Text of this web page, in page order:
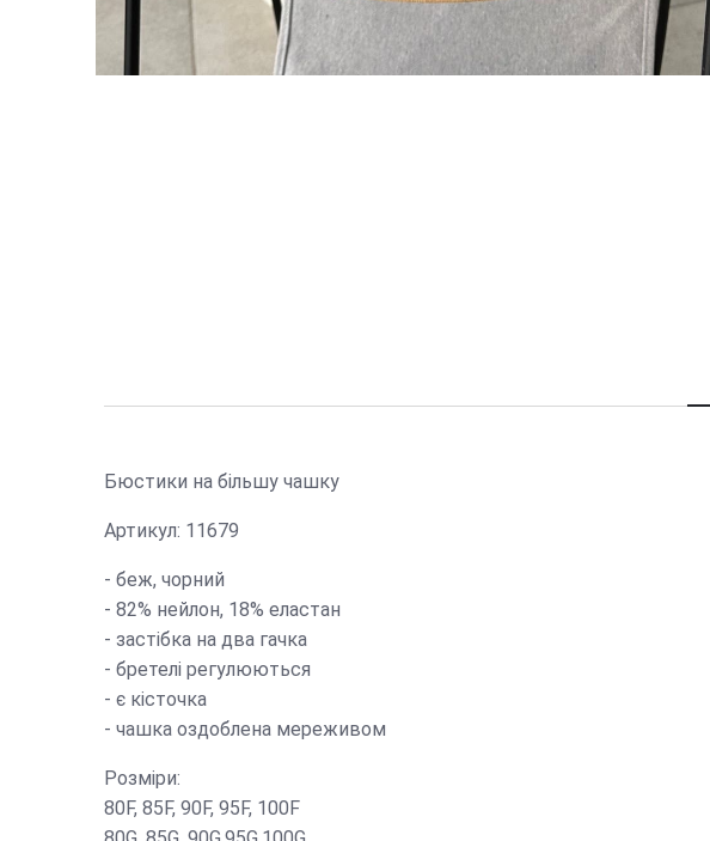
Бюстики на більшу чашку
Артикул: 11679
- беж, чорний
- 82% нейлон, 18% еластан
- застібка на два гачка
- бретелі регулюються
- є кісточка
- чашка оздоблена мереживом
Розміри:
80F, 85F, 90F, 95F, 100F